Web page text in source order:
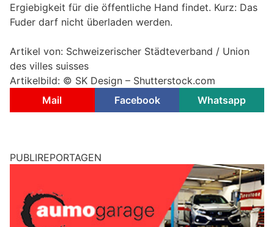
Ergiebigkeit für die öffentliche Hand findet. Kurz: Das
Fuder darf nicht überladen werden.
Artikel von: Schweizerischer Städteverband / Union
des villes suisses
Artikelbild: © SK Design – Shutterstock.com
Mail
Facebook Whatsapp
PUBLIREPORTAGEN